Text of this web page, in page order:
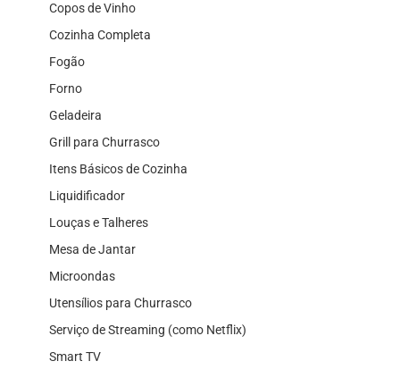
Copos de Vinho
Cozinha Completa
Fogão
Forno
Geladeira
Grill para Churrasco
Itens Básicos de Cozinha
Liquidificador
Louças e Talheres
Mesa de Jantar
Microondas
Utensílios para Churrasco
Serviço de Streaming (como Netflix)
Smart TV